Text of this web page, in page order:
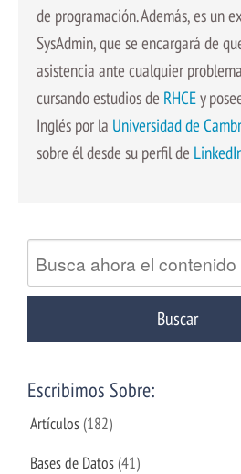
de programación. Además, es un
SysAdmin, que se encargará de
asistencia ante cualquier
cursando estudios de RHCEy
Inglés por la Universidad de
sobre él desde su perfil de
Escribimos Sobre:
Artículos (182)
Bases de Datos (41)